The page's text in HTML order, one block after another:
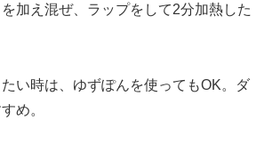
加え混ぜ、ラップをして2分加熱した
い時は、ゆずぽんを使ってもOK。ダ
め。